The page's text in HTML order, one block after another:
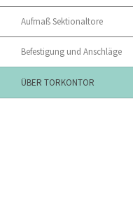
Aufmaß Sektionaltore
Befestigung und Anschläge
ÜBER TORKONTOR